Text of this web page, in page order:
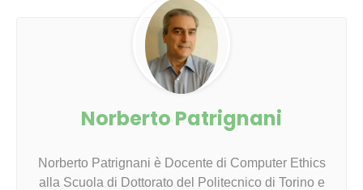
Norberto Patrignani
Norberto Patrignani è Docente di Computer Ethics
alla Scuola di Dottorato del Politecnico di Torino e